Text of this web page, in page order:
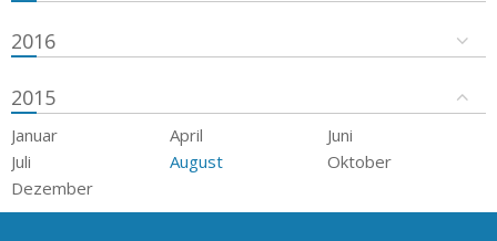
2016
2015
Januar April
Juni
Juli
August
Oktober
Dezember